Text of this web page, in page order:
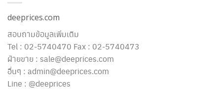
deeprices.com
สอบถามข้อมูลเพิ่มเติม
Tel : 02-5740470 Fax : 02-5740473
ฝ่ายขาย : sale@deeprices.com
อื่นๆ : admin@deeprices.com
Line : @deeprices